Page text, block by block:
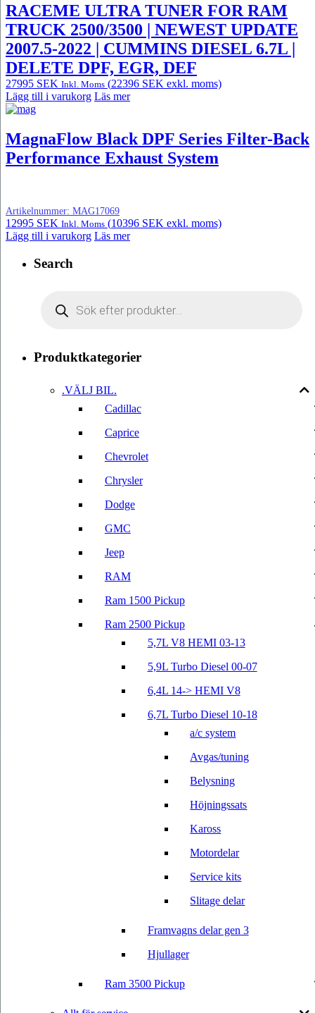
RACEME ULTRA TUNER FOR RAM
TRUCK 2500/3500 | NEWEST UPDATE
2007.5-2022 | CUMMINS DIESEL 6.7L |
DELETE DPF, EGR, DEF
27995 SEK Inkl. Moms (22396 SEK exkl. moms)
Lägg till i varukorg Läs mer
MagnaFlow Black DPF Series Filter-Back
Performance Exhaust System
Artikelnummer: MAG17069
12995 SEK Inkl. Moms (10396 SEK exkl. moms)
Lägg till i varukorg Läs mer
Search
search
Produktkategorier
.VÄLJ BIL.
Cadillac
Caprice
Chevrolet
Chrysler
Dodge
GMC
Jeep
RAM
Ram 1500 Pickup
Ram 2500 Pickup
5,7L V8 HEMI 03-13
5,9L Turbo Diesel 00-07
6,4L 14-> HEMI V8
6,7L Turbo Diesel 10-18
a/c system
Avgas/tuning
Belysning
Höjningssats
Kaross
Motordelar
Service kits
Slitage delar
Framvagns delar gen 3
Hjullager
Ram 3500 Pickup